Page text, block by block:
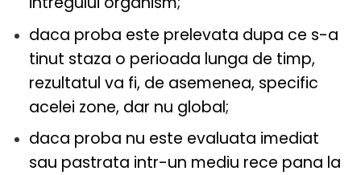
daca proba este prelevata dupa ce s-a
tinut staza o perioada lunga de timp,
rezultatul va fi, de asemenea, specific
acelei zone, dar nu global;
daca proba nu este evaluata imediat
sau pastrata intr-un mediu rece pana la